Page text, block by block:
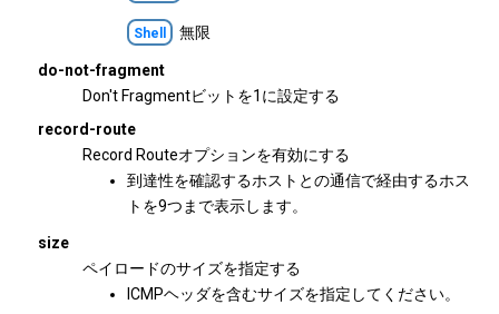
Shell 無限
do-not-fragment
Don't Fragmentビットを1に設定する
record-route
Record Routeオプションを有効にする
到達性を確認するホストとの通信で経由するホス
トを9つまで表示します。
size
ペイロードのサイズを指定する
ICMPヘッダを含むサイズを指定してください。